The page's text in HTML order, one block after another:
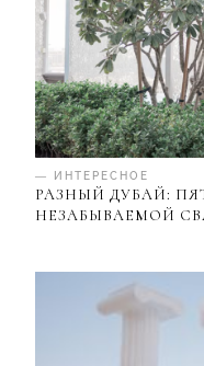
— ИНТЕРЕСНОЕ
РАЗНЫЙ ДУБАЙ:
НЕЗАБЫВАЕМОЙ